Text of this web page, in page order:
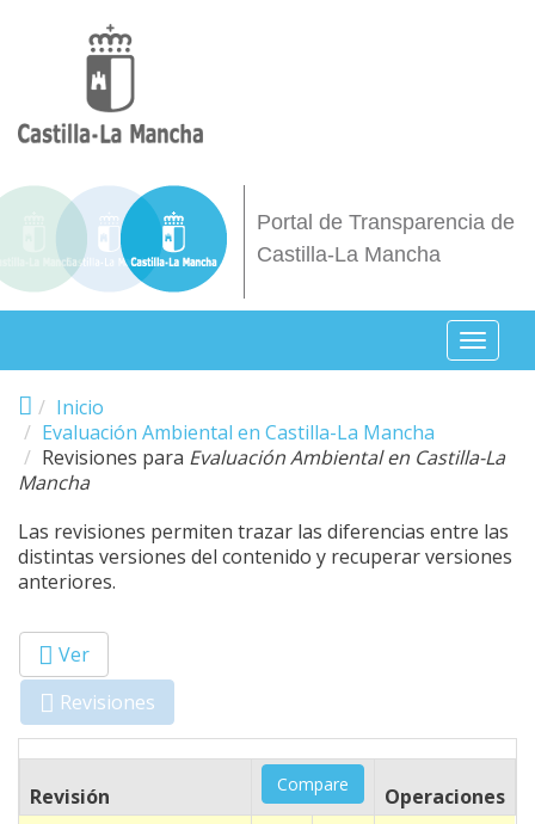
Portal de Transparencia de
Castilla-La Mancha
Toggle
Inicio
Evaluación Ambiental en Castilla-La Mancha
Revisiones para Evaluación Ambiental en Castilla-La
Mancha
Las revisiones permiten trazar las diferencias entre las
distintas versiones del contenido y recuperar versiones
anteriores.
Primary tabs
Ver
Revisiones
activa)
Revisión
Operaciones